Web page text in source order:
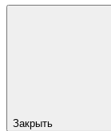
Закрыть